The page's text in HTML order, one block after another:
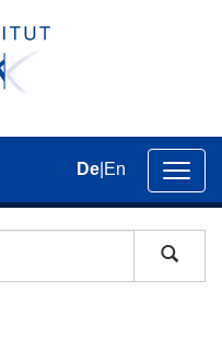
der
De En